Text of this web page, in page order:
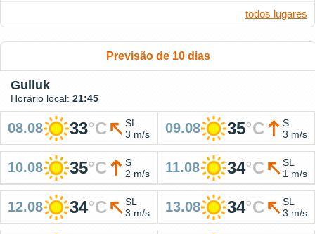
todos lugares
Previsão de 10 dias
Gulluk
Horário local: 21:45
08.08 33°C
SL
3 m/s
09.08 35°C
S
3 m/s
10.08 35°C
S
2 m/s
11.08 34°C
SL
1 m/s
12.08 34°C
SL
3 m/s
13.08 34°C
SL
3 m/s